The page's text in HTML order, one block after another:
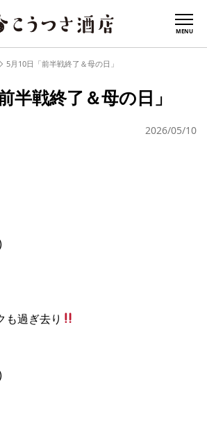
MENU
5月10日「前半戦終了＆母の日」
半戦終了＆母の日」
2026/05/10
も過ぎ去り